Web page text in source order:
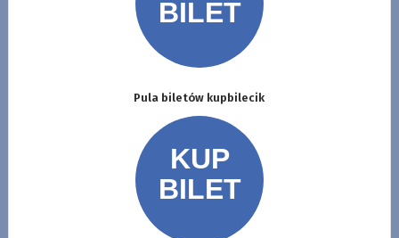
Pula biletów kupbilecik